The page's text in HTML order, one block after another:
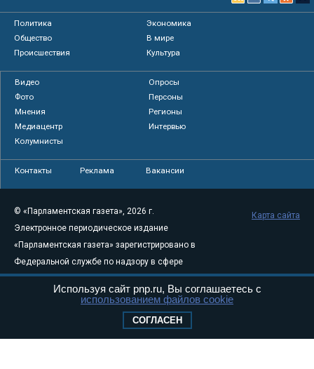
Политика
Экономика
Общество
В мире
Происшествия
Культура
Видео
Опросы
Фото
Персоны
Мнения
Регионы
Медиацентр
Интервью
Колумнисты
Контакты Реклама Вакансии
© «Парламентская газета», 2026 г.
Электронное периодическое издание
«Парламентская газета» зарегистрировано в
Федеральной службе по надзору в сфере
связи, информационных технологий и
массовых коммуникаций (Роскомнадзор) 05
Свидетельство о регистрации Эл № ФС77-
Карта сайта
Используя сайт pnp.ru, Вы соглашаетесь с
использованием файлов cookie
СОГЛАСЕН